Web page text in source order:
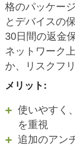
格のパッケー
とデバイスの
30日間の返金
ネットワーク
か、リスクフ
メリット:
使いやすく
を重視
追加のアン